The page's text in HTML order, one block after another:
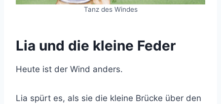
Tanz des Windes
Lia und die kleine Feder
Heute ist der Wind anders.
Lia spürt es, als sie die kleine Brücke über den